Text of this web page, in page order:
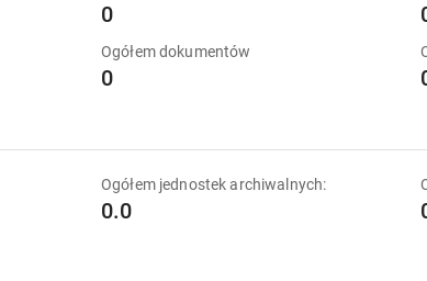
0
Ogółem dokumentów
0
Ogółem jednostek archiwalnych:
0.0